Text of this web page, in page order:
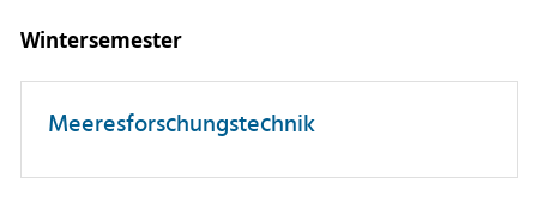
Wintersemester
Meeresforschungstechnik